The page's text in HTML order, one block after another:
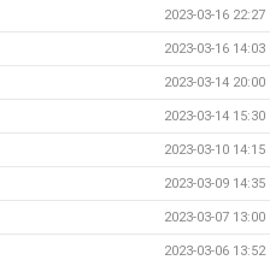
2023-03-16 22:27
2023-03-16 14:03
2023-03-14 20:00
2023-03-14 15:30
2023-03-10 14:15
2023-03-09 14:35
2023-03-07 13:00
2023-03-06 13:52